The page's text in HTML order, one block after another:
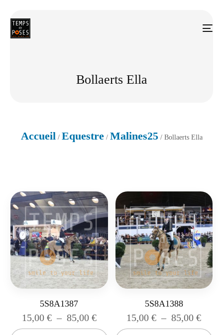
Bollaerts Ella
Accueil / Equestre/ Malines25/ Bollaerts Ella
5S8A1387
15,00 € – 85,00 €
5S8A1388
15,00€ – 85,00€